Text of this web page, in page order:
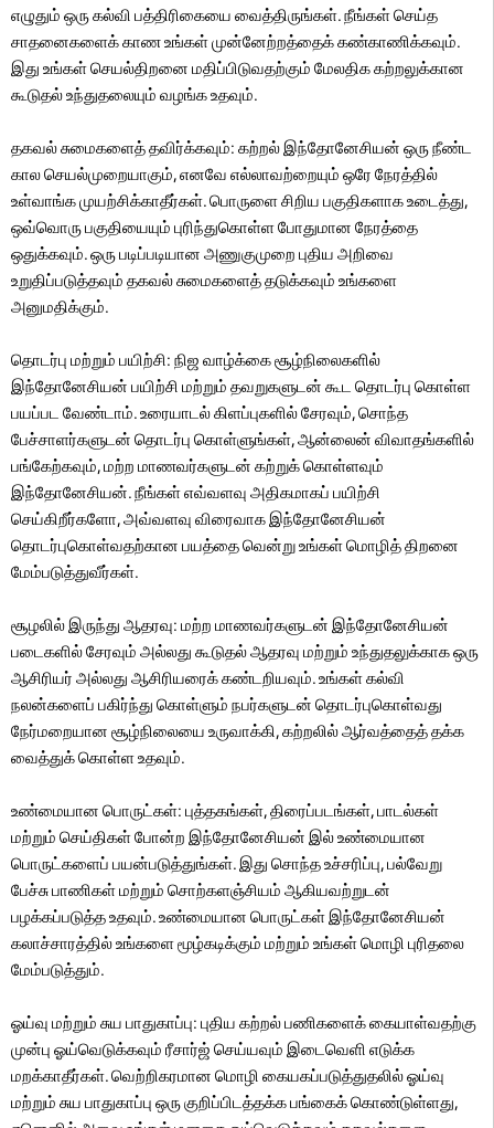
எழுதும் ஒரு கல்வி பத்திரிகையை வைத்திருங்கள். நீங்கள் செய்த
சாதனைகளைக் காண உங்கள் முன்னேற்றத்தைக் கண்காணிக்கவும்.
இது உங்கள் செயல்திறனை மதிப்பிடுவதற்கும் மேலதிக கற்றலுக்கான
கூடுதல் உந்துதலையும் வழங்க உதவும்.
தகவல் சுமைகளைத் தவிர்க்கவும்: கற்றல் இந்தோனேசியன் ஒரு நீண்ட
கால செயல்முறையாகும், எனவே எல்லாவற்றையும் ஒரே நேரத்தில்
உள்வாங்க முயற்சிக்காதீர்கள். பொருளை சிறிய பகுதிகளாக உடைத்து,
ஒவ்வொரு பகுதியையும் புரிந்துகொள்ள போதுமான நேரத்தை
ஒதுக்கவும். ஒரு படிப்படியான அணுகுமுறை புதிய அறிவை
உறுதிப்படுத்தவும் தகவல் சுமைகளைத் தடுக்கவும் உங்களை
அனுமதிக்கும்.
தொடர்பு மற்றும் பயிற்சி: நிஜ வாழ்க்கை சூழ்நிலைகளில்
இந்தோனேசியன் பயிற்சி மற்றும் தவறுகளுடன் கூட தொடர்பு கொள்ள
பயப்பட வேண்டாம். உரையாடல் கிளப்புகளில் சேரவும், சொந்த
பேச்சாளர்களுடன் தொடர்பு கொள்ளுங்கள், ஆன்லைன் விவாதங்களில்
பங்கேற்கவும், மற்ற மாணவர்களுடன் கற்றுக் கொள்ளவும்
இந்தோனேசியன். நீங்கள் எவ்வளவு அதிகமாகப் பயிற்சி
செய்கிறீர்களோ, அவ்வளவு விரைவாக இந்தோனேசியன்
தொடர்புகொள்வதற்கான பயத்தை வென்று உங்கள் மொழித் திறனை
மேம்படுத்துவீர்கள்.
சூழலில் இருந்து ஆதரவு: மற்ற மாணவர்களுடன் இந்தோனேசியன்
படைகளில் சேரவும் அல்லது கூடுதல் ஆதரவு மற்றும் உந்துதலுக்காக ஒரு
ஆசிரியர் அல்லது ஆசிரியரைக் கண்டறியவும். உங்கள் கல்வி
நலன்களைப் பகிர்ந்து கொள்ளும் நபர்களுடன் தொடர்புகொள்வது
நேர்மறையான சூழ்நிலையை உருவாக்கி, கற்றலில் ஆர்வத்தைத் தக்க
வைத்துக் கொள்ள உதவும்.
உண்மையான பொருட்கள்: புத்தகங்கள், திரைப்படங்கள், பாடல்கள்
மற்றும் செய்திகள் போன்ற இந்தோனேசியன் இல் உண்மையான
பொருட்களைப் பயன்படுத்துங்கள். இது சொந்த உச்சரிப்பு, பல்வேறு
பேச்சு பாணிகள் மற்றும் சொற்களஞ்சியம் ஆகியவற்றுடன்
பழக்கப்படுத்த உதவும். உண்மையான பொருட்கள் இந்தோனேசியன்
கலாச்சாரத்தில் உங்களை மூழ்கடிக்கும் மற்றும் உங்கள் மொழி புரிதலை
மேம்படுத்தும்.
ஓய்வு மற்றும் சுய பாதுகாப்பு: புதிய கற்றல் பணிகளைக் கையாள்வதற்கு
முன்பு ஓய்வெடுக்கவும் ரீசார்ஜ் செய்யவும் இடைவெளி எடுக்க
மறக்காதீர்கள். வெற்றிகரமான மொழி கையகப்படுத்துதலில் ஓய்வு
மற்றும் சுய பாதுகாப்பு ஒரு குறிப்பிடத்தக்க பங்கைக் கொண்டுள்ளது,